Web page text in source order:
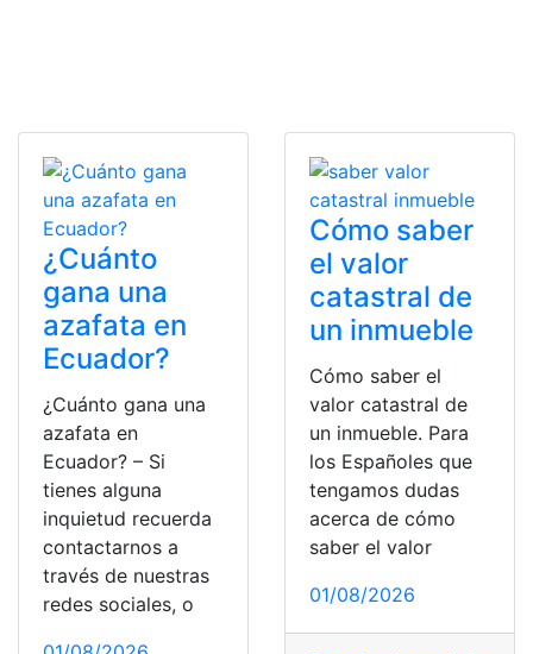
¿Cuánto
gana una
azafata en
Ecuador?
¿Cuánto gana una
azafata en
Ecuador? – Si
tienes alguna
inquietud recuerda
contactarnos a
través de nuestras
redes sociales, o
Cómo saber
el valor
catastral de
un inmueble
Cómo saber el
valor catastral de
un inmueble. Para
los Españoles que
tengamos dudas
acerca de cómo
saber el valor
01/08/2026